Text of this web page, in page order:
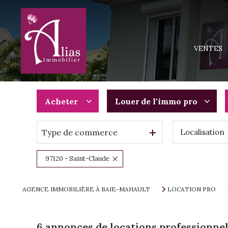
VENTES
TERRAINS
Acheter
De l'ancien
Du neuf
De l'immo pro
Louer de l'immo pro
à l'année
Type de commerce Localisation
97120 - Saint-Claude
AGENCE IMMOBILIÈRE À BAIE-MAHAULT LOCATION PRO